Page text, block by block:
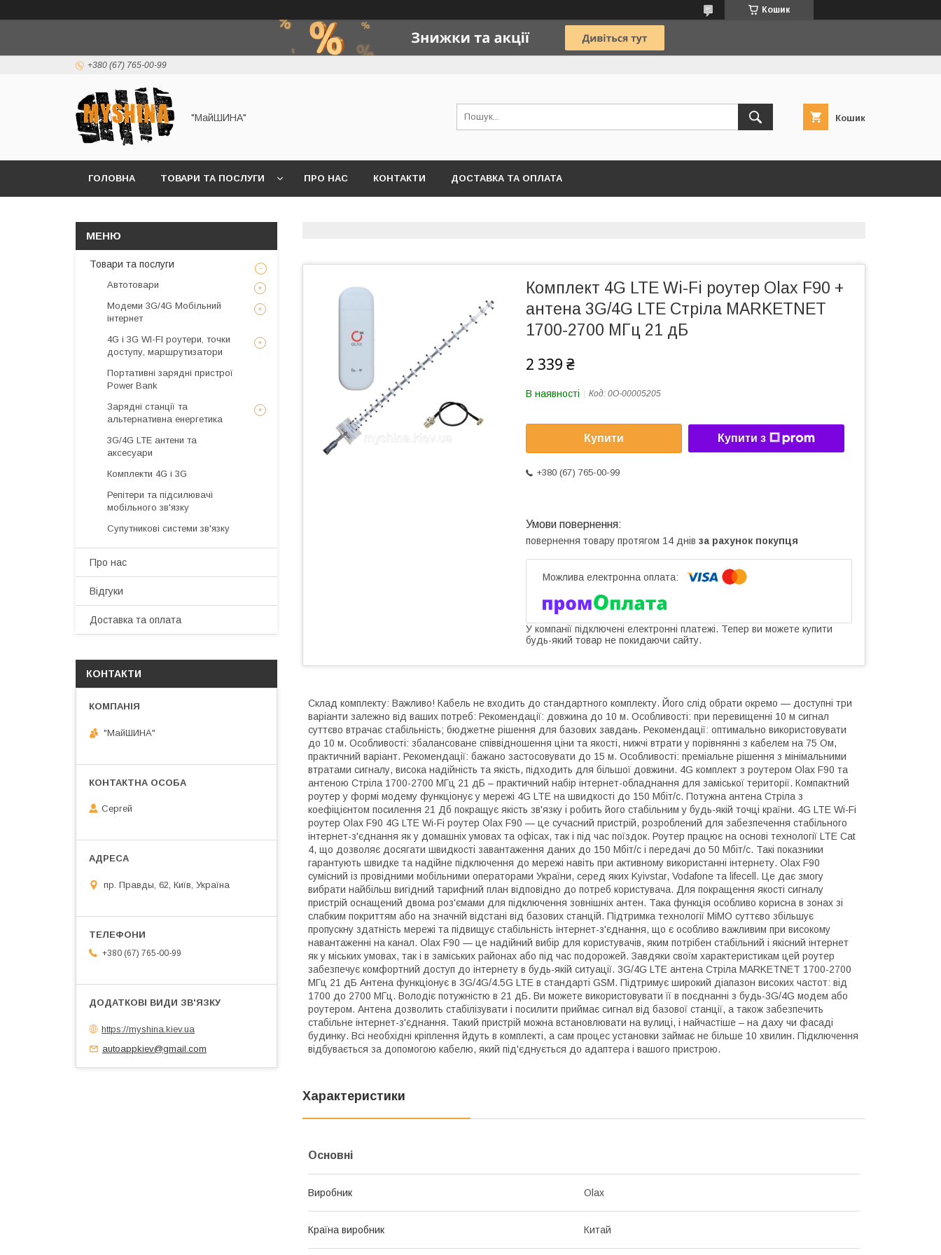
Кошик
+380 (67) 765-00-99
"МайШИНА" Кошик
ГОЛОВНА ТОВАРИ ТА ПОСЛУГИ ПРО НАС КОНТАКТИ ДОСТАВКА ТА ОПЛАТА
Комплект 4G LTE Wi-Fi роутер Olax F90 +
антена 3G/4G LTE Стріла MARKETNET
1700-2700 МГц 21 дБ
2 339 ₴
В наявності Код: 0О-00005205
Купити Купити з
+380 (67) 765-00-99
повернення товару протягом 14 днів за рахунок покупця
У компанії підключені електронні платежі. Тепер ви можете купити
будь-який товар не покидаючи сайту.
Склад комплекту: Важливо! Кабель не входить до стандартного комплекту. Його слід обрати окремо — доступні три
варіанти залежно від ваших потреб: Рекомендації: довжина до 10 м. Особливості: при перевищенні 10 м сигнал
суттєво втрачає стабільність; бюджетне рішення для базових завдань. Рекомендації: оптимально використовувати
до 10 м. Особливості: збалансоване співвідношення ціни та якості, нижчі втрати у порівнянні з кабелем на 75 Ом,
практичний варіант. Рекомендації: бажано застосовувати до 15 м. Особливості: преміальне рішення з мінімальними
втратами сигналу, висока надійність та якість, підходить для більшої довжини. 4G комплект з роутером Olax F90 та
антеною Стріла 1700-2700 МГц 21 дБ – практичний набір інтернет-обладнання для заміської території. Компактний
роутер у формі модему функціонує у мережі 4G LTE на швидкості до 150 Мбіт/с. Потужна антена Стріла з
коефіцієнтом посилення 21 Дб покращує якість зв'язку і робить його стабільним у будь-якій точці країни. 4G LTE Wi-Fi
роутер Olax F90 4G LTE Wi-Fi роутер Olax F90 — це сучасний пристрій, розроблений для забезпечення стабільного
інтернет-з'єднання як у домашніх умовах та офісах, так і під час поїздок. Роутер працює на основі технології LTE Cat
4, що дозволяє досягати швидкості завантаження даних до 150 Мбіт/с і передачі до 50 Мбіт/с. Такі показники
гарантують швидке та надійне підключення до мережі навіть при активному використанні інтернету. Olax F90
сумісний із провідними мобільними операторами України, серед яких Kyivstar, Vodafone та lifecell. Це дає змогу
вибрати найбільш вигідний тарифний план відповідно до потреб користувача. Для покращення якості сигналу
пристрій оснащений двома роз'ємами для підключення зовнішніх антен. Така функція особливо корисна в зонах зі
слабким покриттям або на значній відстані від базових станцій. Підтримка технології MiMO суттєво збільшує
пропускну здатність мережі та підвищує стабільність інтернет-з'єднання, що є особливо важливим при високому
навантаженні на канал. Olax F90 — це надійний вибір для користувачів, яким потрібен стабільний і якісний інтернет
як у міських умовах, так і в заміських районах або під час подорожей. Завдяки своїм характеристикам цей роутер
забезпечує комфортний доступ до інтернету в будь-якій ситуації. 3G/4G LTE антена Стріла MARKETNET 1700-2700
МГц 21 дБ Антена функціонує в 3G/4G/4.5G LTE в стандарті GSM. Підтримує широкий діапазон високих частот: від
1700 до 2700 МГц. Володіє потужністю в 21 дБ. Ви можете використовувати її в поєднанні з будь-3G/4G модем або
роутером. Антена дозволить стабілізувати і посилити приймає сигнал від базової станції, а також забезпечить
стабільне інтернет-з'єднання. Такий пристрій можна встановлювати на вулиці, і найчастіше – на даху чи фасаді
будинку. Всі необхідні кріплення йдуть в комплекті, а сам процес установки займає не більше 10 хвилин. Підключення
відбувається за допомогою кабелю, який під'єднується до адаптера і вашого пристрою.
Характеристики
Основні
Виробник Olax
Країна виробник Китай
Товари та послуги
Автотовари
Модеми 3G/4G Мобільний
інтернет
4G і 3G WI-FI роутери, точки
доступу, маршрутизатори
Портативні зарядні пристрої
Power Bank
Зарядні станції та
альтернативна енергетика
3G/4G LTE антени та
аксесуари
Комплекти 4G і 3G
Репітери та підсилювачі
мобільного зв'язку
Супутникові системи зв'язку
Про нас
Відгуки
Доставка та оплата
КОНТАКТИ
"МайШИНА"
Сергей
пр. Правды, 62, Київ, Україна
+380 (67) 765-00-99
https://myshina.kiev.ua
autoappkiev@gmail.com